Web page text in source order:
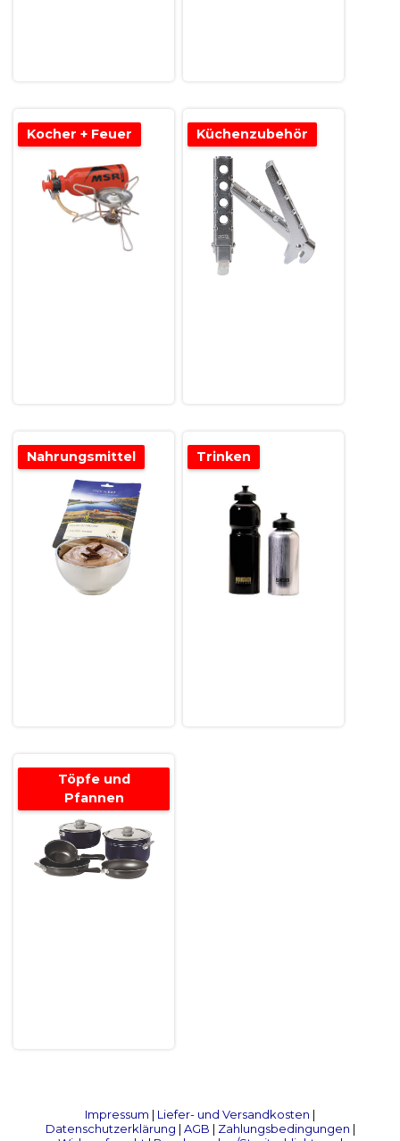
Kocher + Feuer Küchenzubehör
Nahrungsmittel Trinken
Töpfe und
Pfannen
Impressum | Liefer- und Versandkosten |
Datenschutzerklärung | AGB | Zahlungsbedingungen |